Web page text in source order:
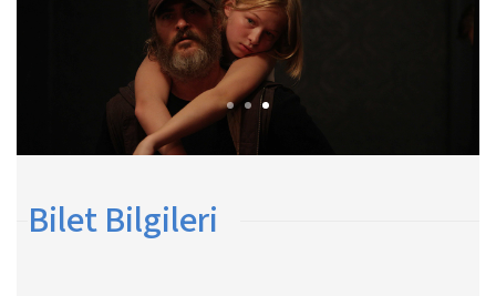
Bilet Bilgileri